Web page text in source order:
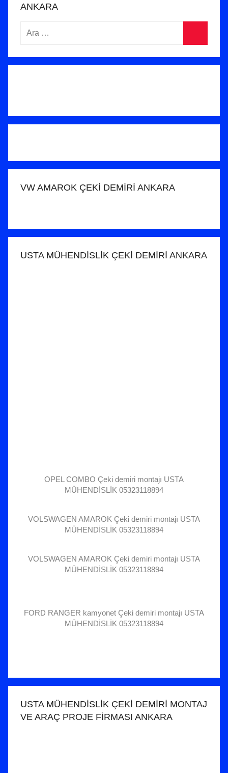
r
n
n
l
ş
ANKARA
Arama:
VW AMAROK ÇEKİ DEMİRİ ANKARA
USTA MÜHENDİSLİK ÇEKİ DEMİRİ ANKARA
OPEL COMBO Çeki demiri montajı USTA
MÜHENDİSLİK 05323118894
VOLSWAGEN AMAROK Çeki demiri montajı USTA
MÜHENDİSLİK 05323118894
VOLSWAGEN AMAROK Çeki demiri montajı USTA
MÜHENDİSLİK 05323118894
FORD RANGER kamyonet Çeki demiri montajı USTA
MÜHENDİSLİK 05323118894
USTA MÜHENDİSLİK ÇEKİ DEMİRİ MONTAJ
VE ARAÇ PROJE FİRMASI ANKARA